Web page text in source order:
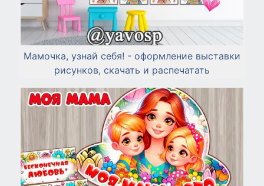
Мамочка, узнай себя! - оформление выставки
рисунков, скачать и распечатать